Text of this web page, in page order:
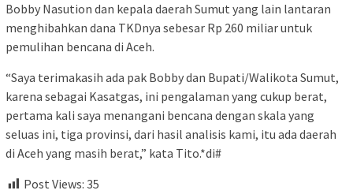
Bobby Nasution dan kepala daerah Sumut yang lain lantaran
menghibahkan dana TKDnya sebesar Rp 260 miliar untuk
pemulihan bencana di Aceh.
“Saya terimakasih ada pak Bobby dan Bupati/Walikota Sumut,
karena sebagai Kasatgas, ini pengalaman yang cukup berat,
pertama kali saya menangani bencana dengan skala yang
seluas ini, tiga provinsi, dari hasil analisis kami, itu ada daerah
di Aceh yang masih berat,” kata Tito.*di#
Post Views: 35